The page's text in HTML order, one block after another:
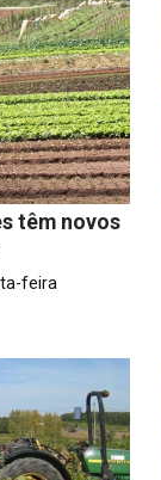
têm novos
feira